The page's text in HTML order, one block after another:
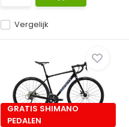
Vergelijk
GRATIS SHIMANO
PEDALEN